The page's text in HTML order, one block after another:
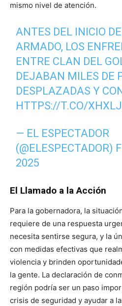
mismo nivel de atención.
ANTES DEL INICIO
ARMADO, LOS
ENTRE CLAN DEL
DEJABAN MILES DE
DESPLAZADAS Y
HTTPS://T.CO/
— EL ESPECTADOR
(@ELESPECTADOR)
2025
El Llamado a la Acción
Para la gobernadora, la
requiere de una respuesta
necesita sentirse segura, y la
con medidas efectivas que
violencia y brinden
la gente. La declaración de
región podría ser un paso
crisis de seguridad y ayudar a